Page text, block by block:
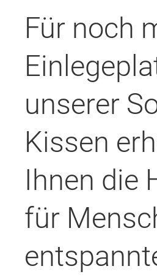
Für noch
unserer
Kissen
Ihnen die
für